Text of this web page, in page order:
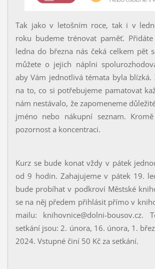
Tak jako v letošním roce, tak i v
roku budeme trénovat paměť.
ledna do března nás čeká celkem pět
můžete o jejich náplni
aby Vám jednotlivá témata byla blízká.
na to, co si potřebujeme pamatovat
nám nestávalo, že zapomeneme
jméno nebo nákupní seznam.
pozornost a koncentraci.
Kurz se bude konat vždy v pátek
od 9 hodin. Zahajujeme v pátek 19.
bude probíhat v podkroví Městské
se na něj předem přihlásit přímo v
mailu: knihovnice@dolni-bousov.cz.
setkání jsou: 2. února, 16. února, 1.
2024. Vstupné činí 50 Kč za setkání.